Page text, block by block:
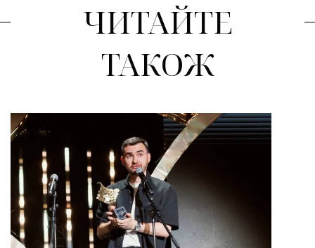
ЧИТАЙТЕ
ТАКОЖ